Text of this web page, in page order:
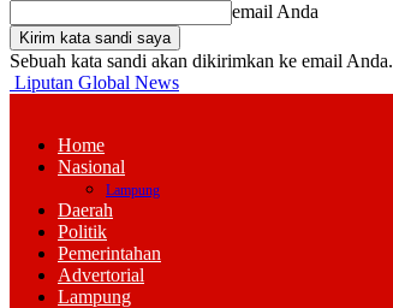
email Anda
Sebuah kata sandi akan dikirimkan ke email Anda.
Liputan Global News
Home
Nasional
Lampung
Daerah
Politik
Pemerintahan
Advertorial
Lampung